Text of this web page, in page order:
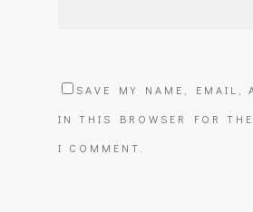
SAVE MY NAME, EMAIL,
IN THIS BROWSER FOR
I COMMENT.